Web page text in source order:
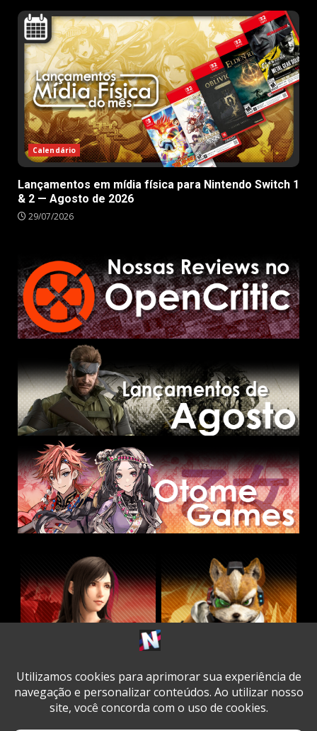
Calendário
Lançamentos em mídia física para Nintendo Switch 1
& 2 — Agosto de 2026
29/07/2026